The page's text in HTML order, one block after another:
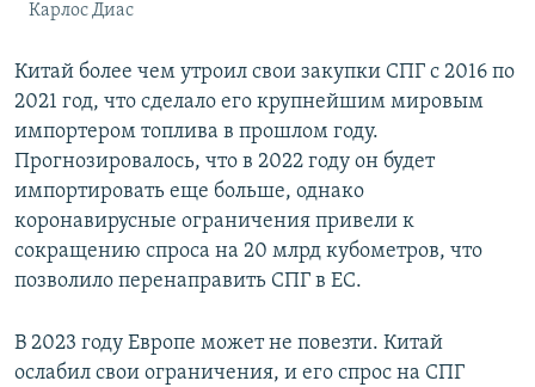
Карлос Диас
Китай более чем утроил свои закупки СПГ с 2016 по
2021 год, что сделало его крупнейшим мировым
импортером топлива в прошлом году.
Прогнозировалось, что в 2022 году он будет
импортировать еще больше, однако
коронавирусные ограничения привели к
сокращению спроса на 20 млрд кубометров, что
позволило перенаправить СПГ в ЕС.
В 2023 году Европе может не повезти. Китай
ослабил свои ограничения, и его спрос на СПГ